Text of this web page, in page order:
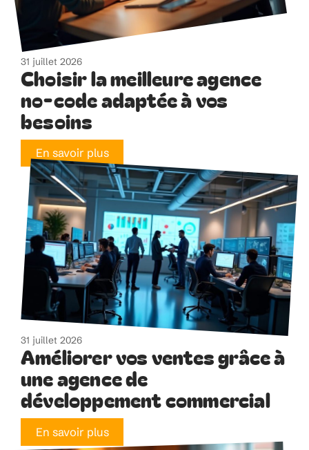
31 juillet 2026
Choisir la meilleure agence
no-code adaptée à vos
besoins
En savoir plus
31 juillet 2026
Améliorer vos ventes grâce à
une agence de
développement commercial
En savoir plus